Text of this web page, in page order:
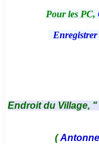
Pour les PC,
Enregistrer
Endroit du Village, "
(